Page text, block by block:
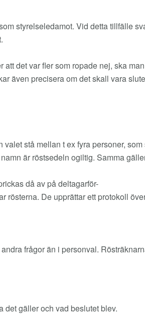
styrelseledamot. Vid detta tillfälle
det var fler som ropade nej, ska
även precisera om det skall vara
stå mellan t ex fyra personer,
är röstsedeln ogiltig. Samma
då av på deltagarför-
De upprättar ett protokoll
frågor än i personval.
det gäller och vad beslutet blev.